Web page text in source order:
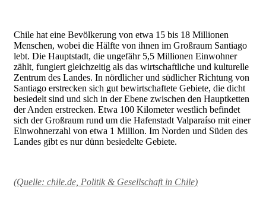
Chile hat eine Bevölkerung von etwa 15 bis 18 Millionen
Menschen, wobei die Hälfte von ihnen im Großraum Santiago
lebt. Die Hauptstadt, die ungefähr 5,5 Millionen Einwohner
zählt, fungiert gleichzeitig als das wirtschaftliche und kulturelle
Zentrum des Landes. In nördlicher und südlicher Richtung von
Santiago erstrecken sich gut bewirtschaftete Gebiete, die dicht
besiedelt sind und sich in der Ebene zwischen den Hauptketten
der Anden erstrecken. Etwa 100 Kilometer westlich befindet
sich der Großraum rund um die Hafenstadt Valparaíso mit einer
Einwohnerzahl von etwa 1 Million. Im Norden und Süden des
Landes gibt es nur dünn besiedelte Gebiete.
(Quelle: chile.de, Politik & Gesellschaft in Chile)